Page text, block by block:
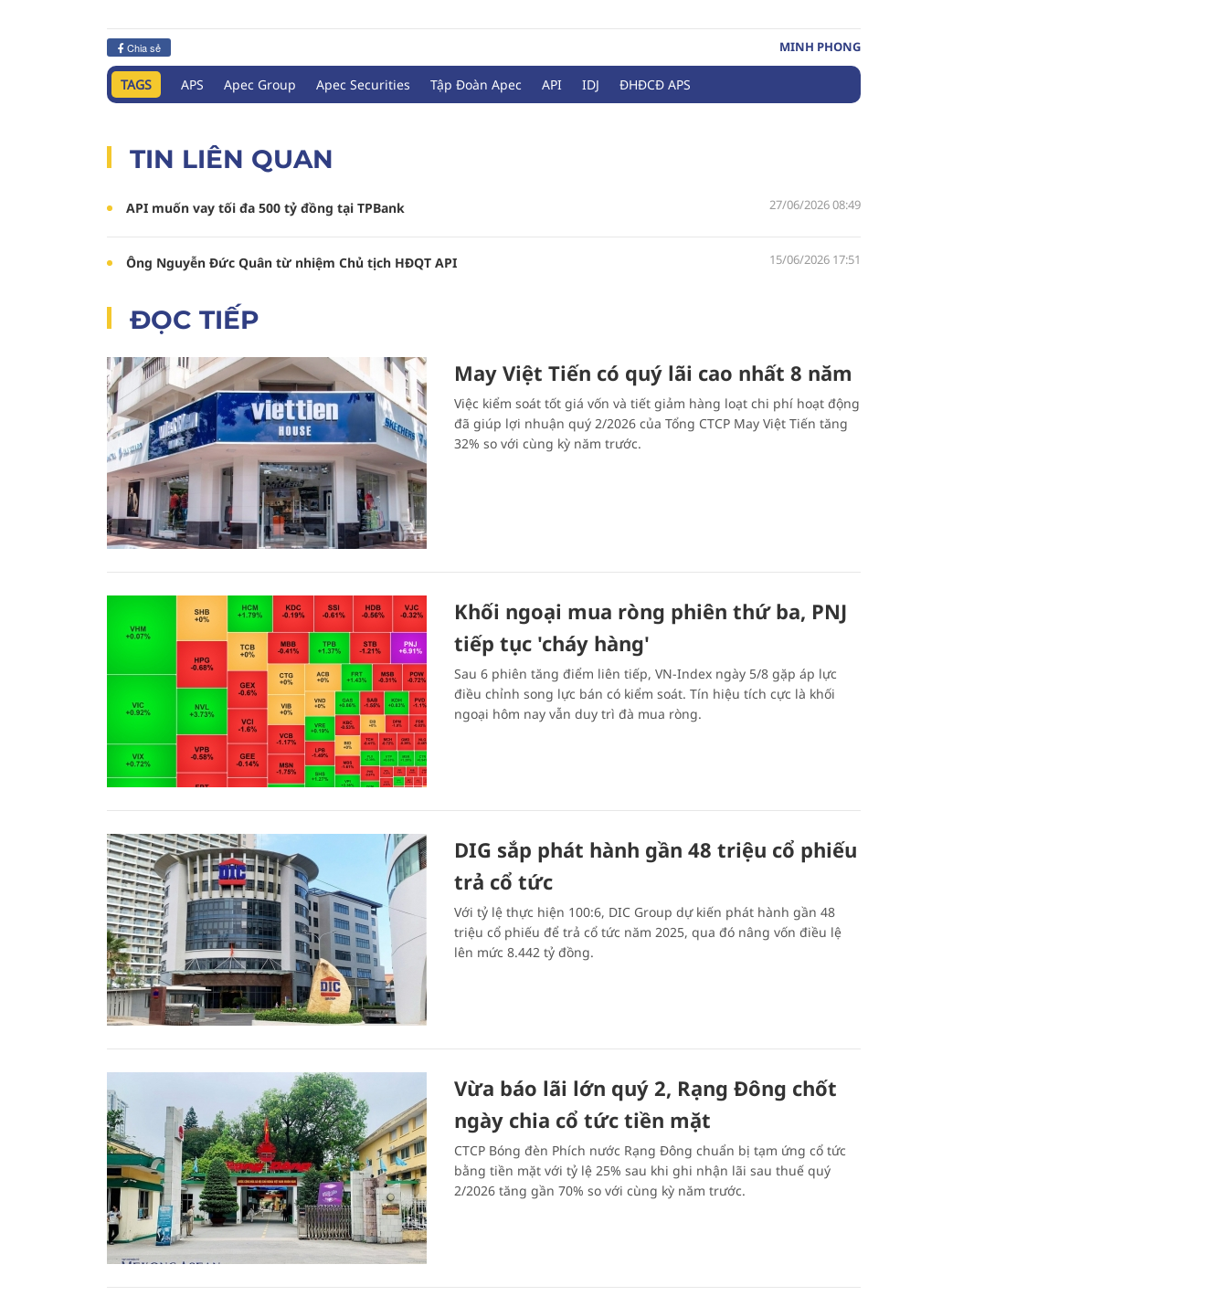
Chia sẻ MINH PHONG
TAGS APS Apec Group Apec Securities Tập Đoàn Apec API IDJ ĐHĐCĐ APS
TIN LIÊN QUAN
API muốn vay tối đa 500 tỷ đồng tại TPBank 27/06/2026 08:49
Ông Nguyễn Đức Quân từ nhiệm Chủ tịch HĐQT API 15/06/2026 17:51
ĐỌC TIẾP
May Việt Tiến có quý lãi cao nhất 8 năm
Việc kiểm soát tốt giá vốn và tiết giảm hàng loạt chi phí hoạt động
đã giúp lợi nhuận quý 2/2026 của Tổng CTCP May Việt Tiến tăng
32% so với cùng kỳ năm trước.
Khối ngoại mua ròng phiên thứ ba, PNJ
tiếp tục 'cháy hàng'
Sau 6 phiên tăng điểm liên tiếp, VN-Index ngày 5/8 gặp áp lực
điều chỉnh song lực bán có kiểm soát. Tín hiệu tích cực là khối
ngoại hôm nay vẫn duy trì đà mua ròng.
DIG sắp phát hành gần 48 triệu cổ phiếu
trả cổ tức
Với tỷ lệ thực hiện 100:6, DIC Group dự kiến phát hành gần 48
triệu cổ phiếu để trả cổ tức năm 2025, qua đó nâng vốn điều lệ
lên mức 8.442 tỷ đồng.
Vừa báo lãi lớn quý 2, Rạng Đông chốt
ngày chia cổ tức tiền mặt
CTCP Bóng đèn Phích nước Rạng Đông chuẩn bị tạm ứng cổ tức
bằng tiền mặt với tỷ lệ 25% sau khi ghi nhận lãi sau thuế quý
2/2026 tăng gần 70% so với cùng kỳ năm trước.